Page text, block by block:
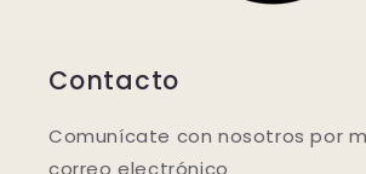
Contacto
Comunícate con nosotros por
correo electrónico